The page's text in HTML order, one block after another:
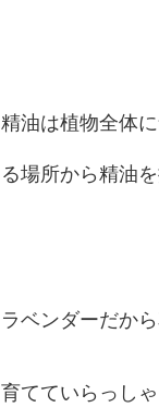
精油は植物全体
る場所から精油を
ラベンダーだか
育てていらっし